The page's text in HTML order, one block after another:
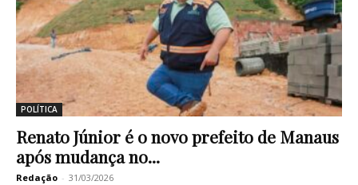
POLÍTICA
Renato Júnior é o novo prefeito de Manaus
após mudança no...
Redação - 31/03/2026